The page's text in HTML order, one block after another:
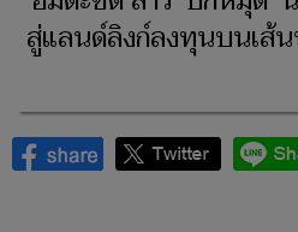
สู่แลนด์ลิงก์ลงทุนบนเส้